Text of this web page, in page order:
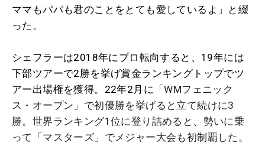
ママもパパも君のことをとても愛しているよ」と綴
った。
シェフラーは2018年にプロ転向すると、19年には
下部ツアーで2勝を挙げ賞金ランキングトップでツ
アー出場権を獲得。22年2月に「WMフェニック
ス・オープン」で初優勝を挙げると立て続けに3
勝。世界ランキング1位に登り詰めると、勢いに乗
って「マスターズ」でメジャー大会も初制覇した。